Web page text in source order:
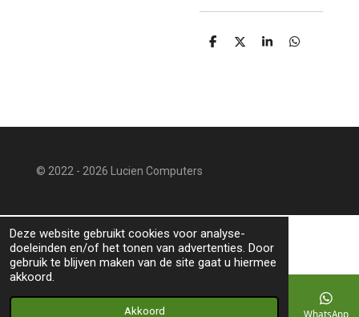
Deze website gebruikt cookies voor analyse-
doeleinden en/of het tonen van advertenties. Door
gebruik te blijven maken van de site gaat u hiermee
akkoord.
Akkoord
D
D
S
D
© 2022 - 2026 Lucien Computers
Telefoonnummer WhatsApp